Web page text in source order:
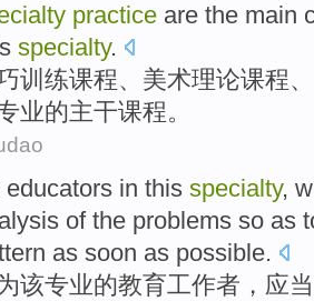
practice are the main
specialty.
训练课程、 美术理论课程、
业的主干课程。
educators in this specialty,
ofthe problems so as
as soon as possible.
该专业的教育工作者 ， 应当